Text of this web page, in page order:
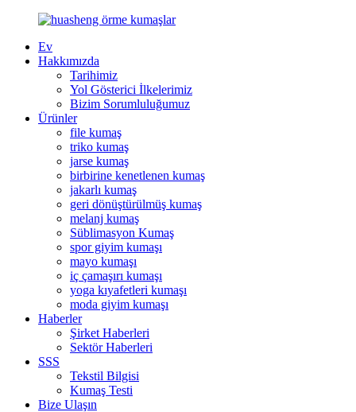
Ev
Hakkımızda
Tarihimiz
Yol Gösterici İlkelerimiz
Bizim Sorumluluğumuz
Ürünler
file kumaş
triko kumaş
jarse kumaş
birbirine kenetlenen kumaş
jakarlı kumaş
geri dönüştürülmüş kumaş
melanj kumaş
Süblimasyon Kumaş
spor giyim kumaşı
mayo kumaşı
iç çamaşırı kumaşı
yoga kıyafetleri kumaşı
moda giyim kumaşı
Haberler
Şirket Haberleri
Sektör Haberleri
SSS
Tekstil Bilgisi
Kumaş Testi
Bize Ulaşın